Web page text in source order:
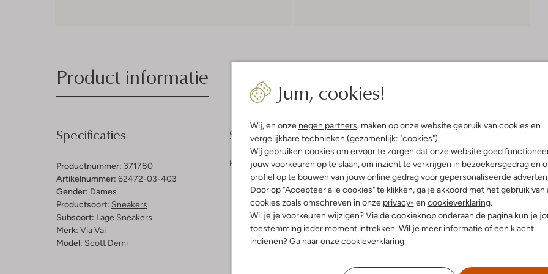
Jum, cookies!
Wij, en onze negen partners, maken op onze website gebruik van cookies en
vergelijkbare technieken (gezamenlijk: "cookies").
Wij gebruiken cookies om ervoor te zorgen dat onze website goed
jouw voorkeuren op te slaan, om inzicht te verkrijgen in bezoekersgedrag en
profiel op te bouwen van jouw online gedrag voor gepersonaliseerde
Door op "Accepteer alle cookies" te klikken, ga je akkoord met het gebruik van
cookies zoals omschreven in onze privacy- en cookieverklaring.
Wil je je voorkeuren wijzigen? Via de cookieknop onderaan de pagina kun je
toestemming ieder moment intrekken. Wil je meer informatie of een klacht
indienen? Ga naar onzecookieverklaring.
Product informatie
Specificaties
Productnummer: 371780
Artikelnummer: 62472-03-403
Gender: Dames
Productsoort: Sneakers
Subsoort: Lage Sneakers
Merk: Via Vai
Model: Scott Demi
Samenstelling & Pasvorm
Kleur:Rood